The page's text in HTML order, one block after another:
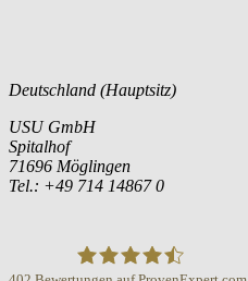
Deutschland (Hauptsitz)
USU GmbH
Spitalhof
71696 Möglingen
Tel.: +49 714 14867 0